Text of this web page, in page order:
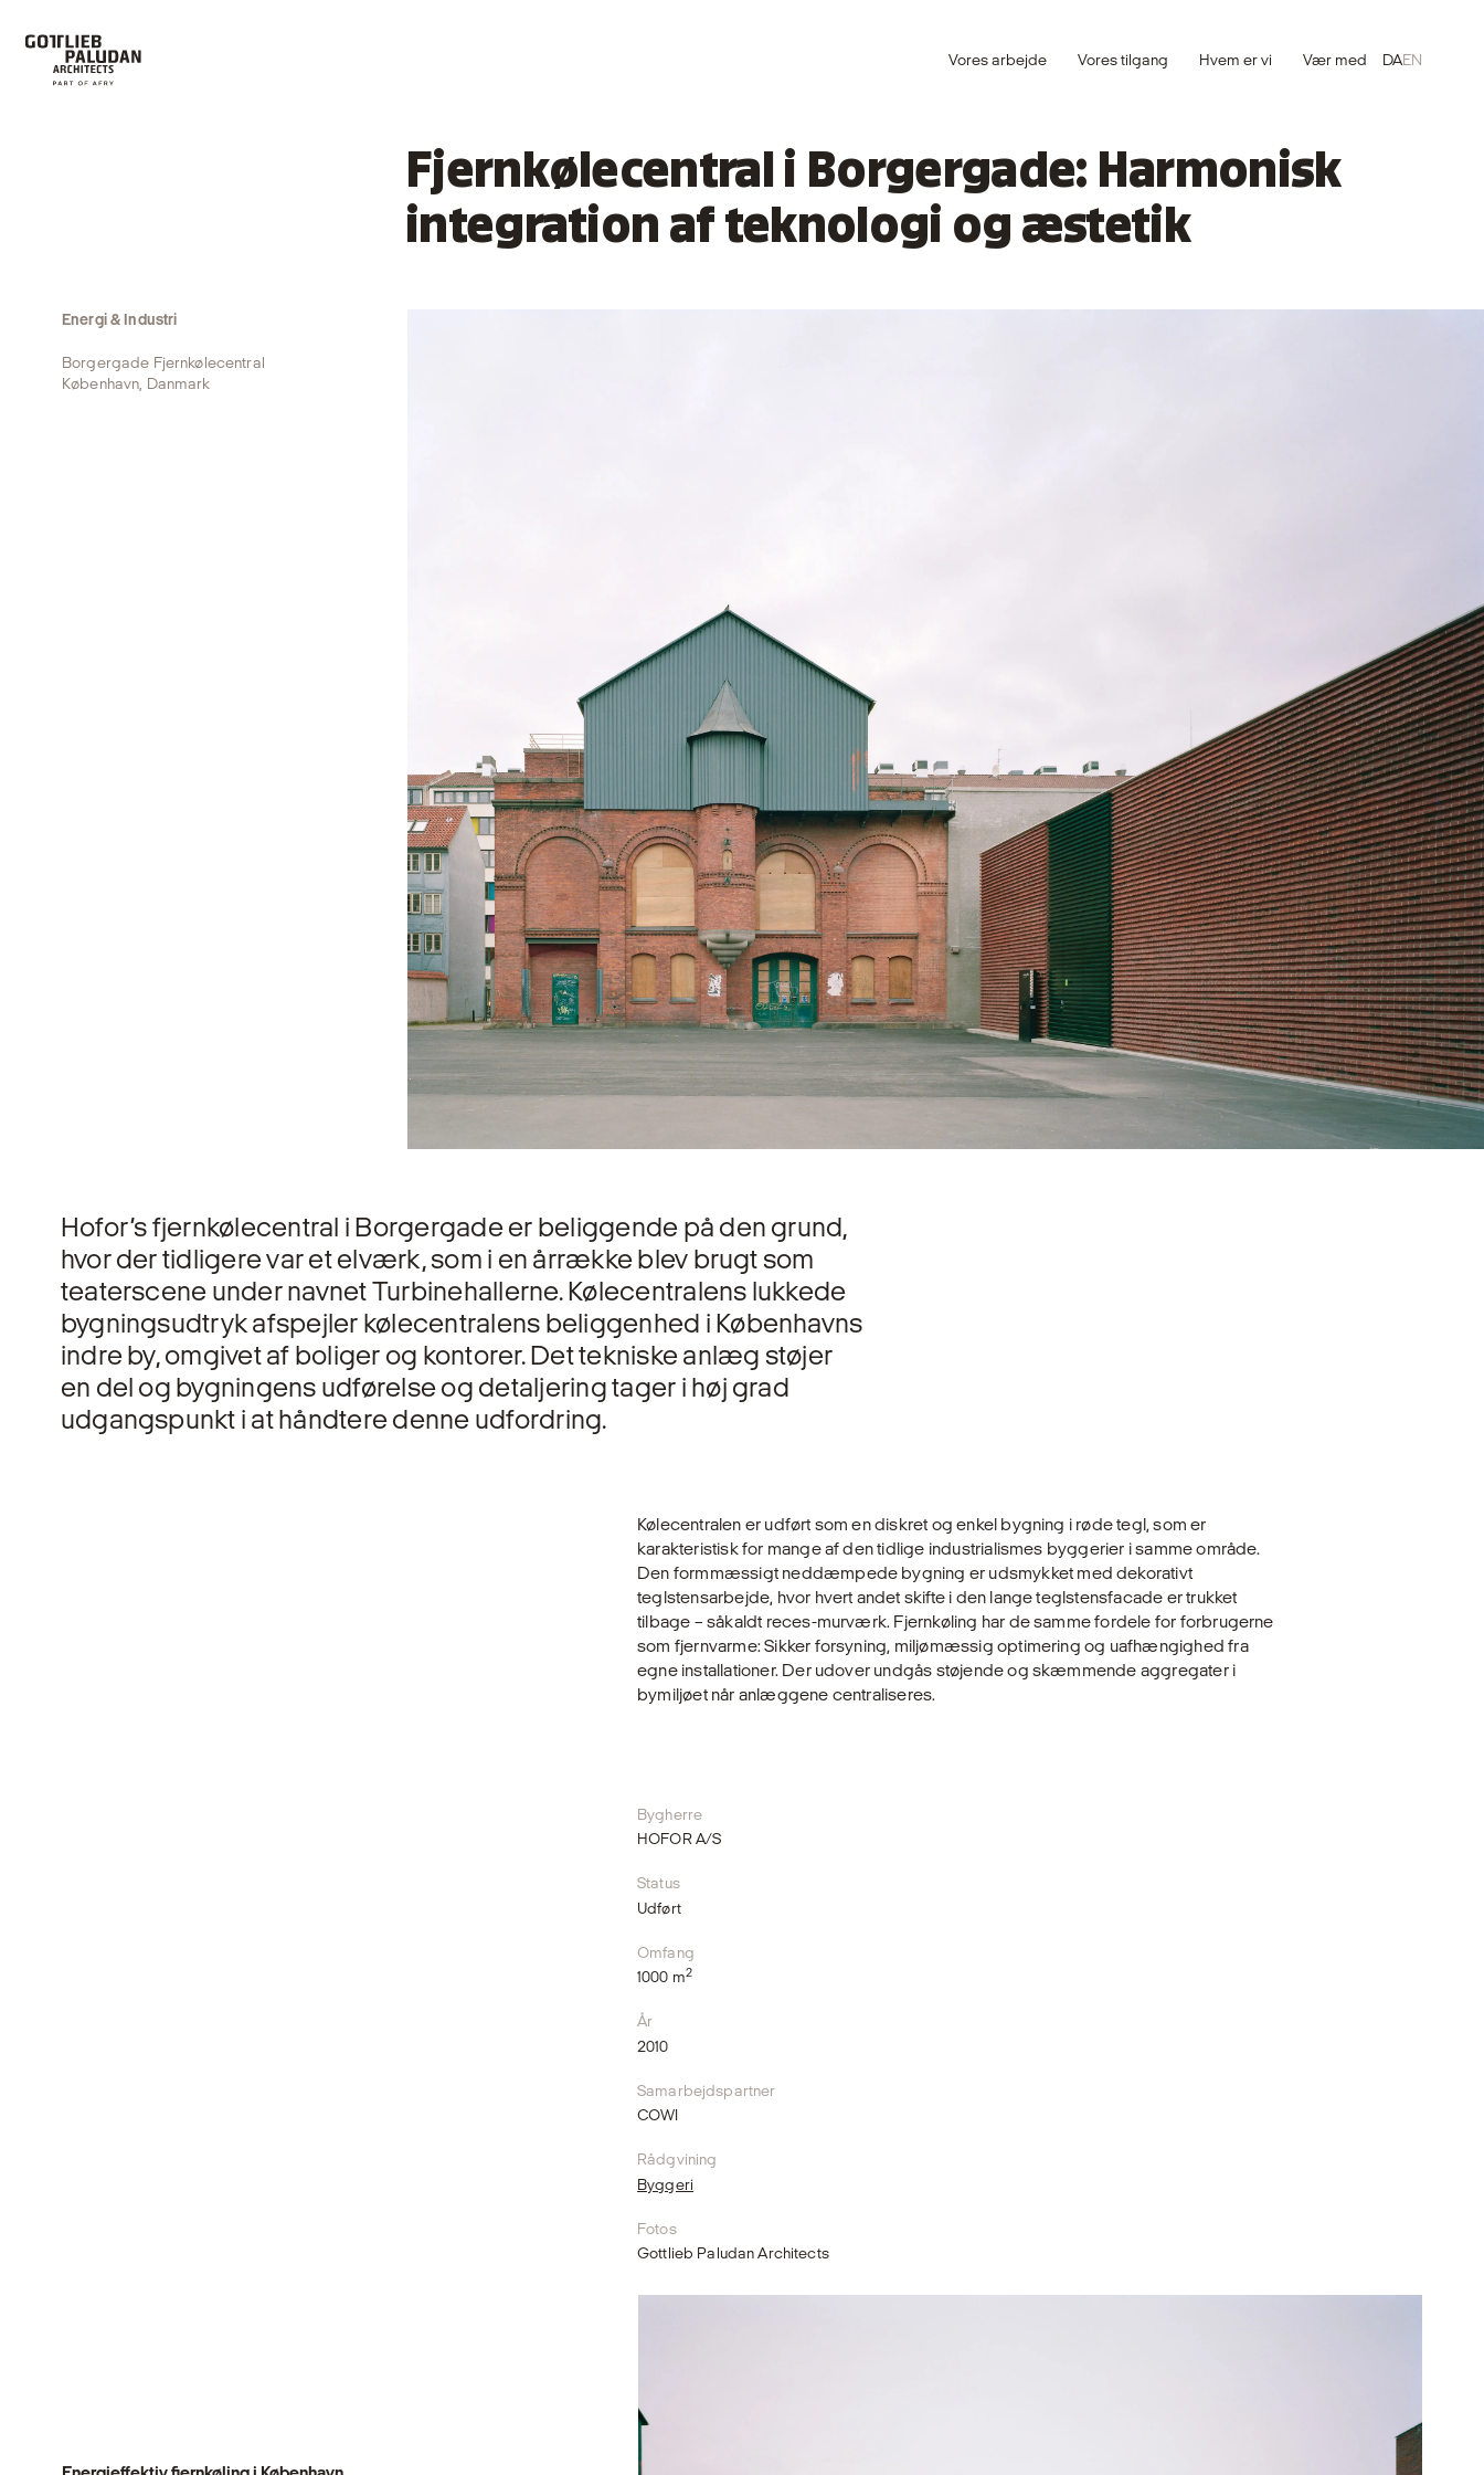
Vores arbejde Vores tilgang Hvem er vi Vær med DAEN
Fjernkølecentral i Borgergade: Harmonisk
integration af teknologi og æstetik
Energi & Industri
Borgergade Fjernkølecentral
København, Danmark
Hofor’s fjernkølecentral i Borgergade er beliggende på den grund,
hvor der tidligere var et elværk, som i en årrække blev brugt som
teaterscene under navnet Turbinehallerne. Kølecentralens lukkede
bygningsudtryk afspejler kølecentralens beliggenhed i Københavns
indre by, omgivet af boliger og kontorer. Det tekniske anlæg støjer
en del og bygningens udførelse og detaljering tager i høj grad
udgangspunkt i at håndtere denne udfordring.
Kølecentralen er udført som en diskret og enkel bygning i røde tegl, som er
karakteristisk for mange af den tidlige industrialismes byggerier i samme område.
Den formmæssigt neddæmpede bygning er udsmykket med dekorativt
teglstensarbejde, hvor hvert andet skifte i den lange teglstensfacade er trukket
tilbage – såkaldt reces-murværk. Fjernkøling har de samme fordele for forbrugerne
som fjernvarme: Sikker forsyning, miljømæssig optimering og uafhængighed fra
egne installationer. Der udover undgås støjende og skæmmende aggregater i
bymiljøet når anlæggene centraliseres.
Bygherre
HOFOR A/S
Status
Udført
Omfang
1000 m2
År
2010
Samarbejdspartner
COWI
Rådgvining
Byggeri
Fotos
Gottlieb Paludan Architects